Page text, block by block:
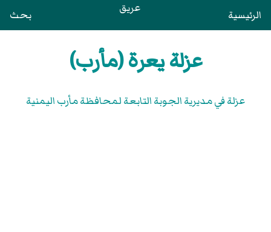
الرئيسية عريق بحث
عزلة يعرة (مأرب)
عزلة في مديرية الجوبة التابعة لمحافظة مأرب اليمنية